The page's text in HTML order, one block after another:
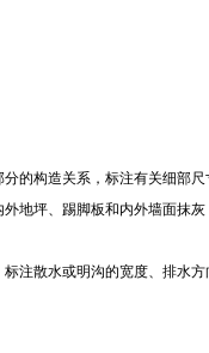
的构造关系，标注有关细部
地坪、踢脚板和内外墙面抹
注散水或明沟的宽度、排水